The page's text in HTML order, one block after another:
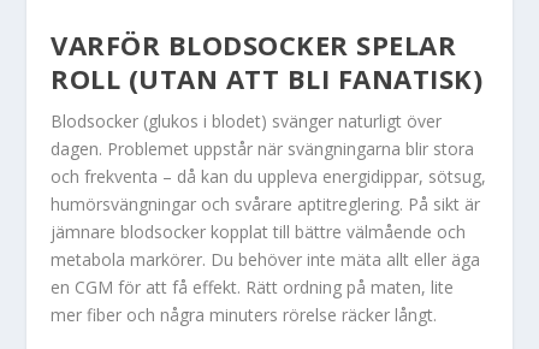
VARFÖR BLODSOCKER SPELAR
ROLL (UTAN ATT BLI FANATISK)
Blodsocker (glukos i blodet) svänger naturligt över
dagen. Problemet uppstår när svängningarna blir stora
och frekventa – då kan du uppleva energidippar, sötsug,
humörsvängningar och svårare aptitreglering. På sikt är
jämnare blodsocker kopplat till bättre välmående och
metabola markörer. Du behöver inte mäta allt eller äga
en CGM för att få effekt. Rätt ordning på maten, lite
mer fiber och några minuters rörelse räcker långt.